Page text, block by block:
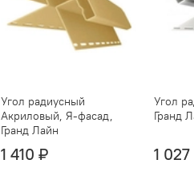
Угол радиусный
Акриловый, Я-фасад,
Гранд Лайн
1 410 ₽
Угол
Гранд
1